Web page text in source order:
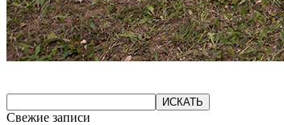
Свежие записи